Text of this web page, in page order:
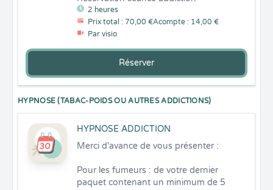
2 heures
Prix total : 70,00 €Acompte : 14,00 €
Par visio
Réserver
HYPNOSE (TABAC-POIDS OU AUTRES ADDICTIONS)
HYPNOSE ADDICTION
Merci d'avance de vous présenter :
Pour les fumeurs : de votre dernier
paquet contenant un minimum de 5